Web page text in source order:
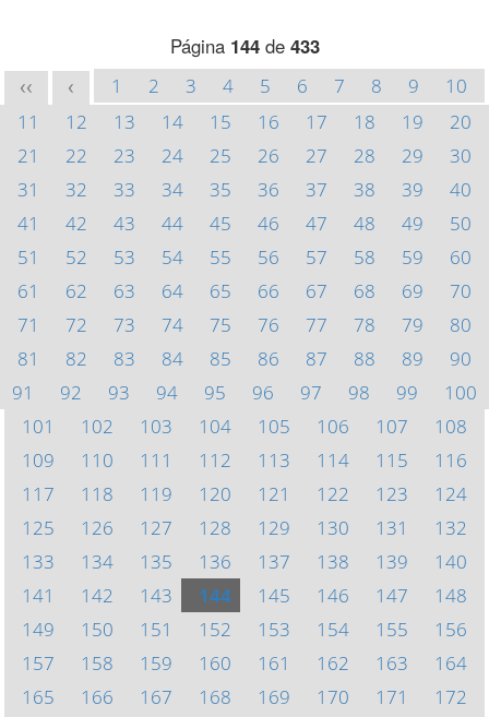
Página 144de 433
<< < 1 2 3 4 5 6 7 8 9
10
11
12 13 14 15 16 17 18 19
20
21
22 23 24 25 26 27 28 29
30
31
32 33 34 35 36 37 38 39
40
41
42 43 44 45 46 47 48 49
50
51
52 53 54 55 56 57 58 59
60
61
62 63 64 65 66 67 68 69
70
71
72 73 74 75 76 77 78 79
80
81
82 83 84 85 86 87 88 89
90
91
92 93 94 95 96 97 98 99
100
101
102 103 104 105 106 107
108
109
110 111 112 113 114 115
116
117
118 119 120 121 122 123
124
125
126 127 128 129 130 131
132
133
134 135 136 137 138 139
140
141
142 143 144 145 146 147
148
149
150 151 152 153 154 155
156
157
158 159 160 161 162 163
164
165
166 167 168 169 170 171
172